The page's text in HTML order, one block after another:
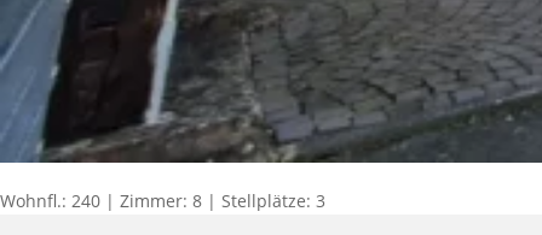
Wohnfl.: 240 | Zimmer: 8 | Stellplätze: 3